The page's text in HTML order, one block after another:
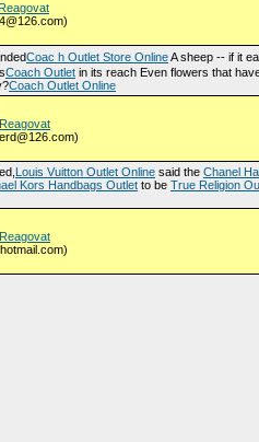
Coac h Outlet Store OnlineA sheep -- if it
Coach Outlet in its reach Even flowers that
Coach Outlet Online
Reagovat
Louis Vuitton Outlet Online said the Chanel
Kors Handbags Outlet to be True Religion
Reagovat